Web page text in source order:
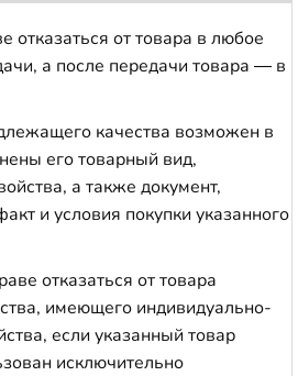
отказаться от товара в любое
а после передачи товара — в
качества возможен в
его товарный вид,
а также документ,
и условия покупки указанного
отказаться от товара
имеющего индивидуально-
если указанный товар
исключительно